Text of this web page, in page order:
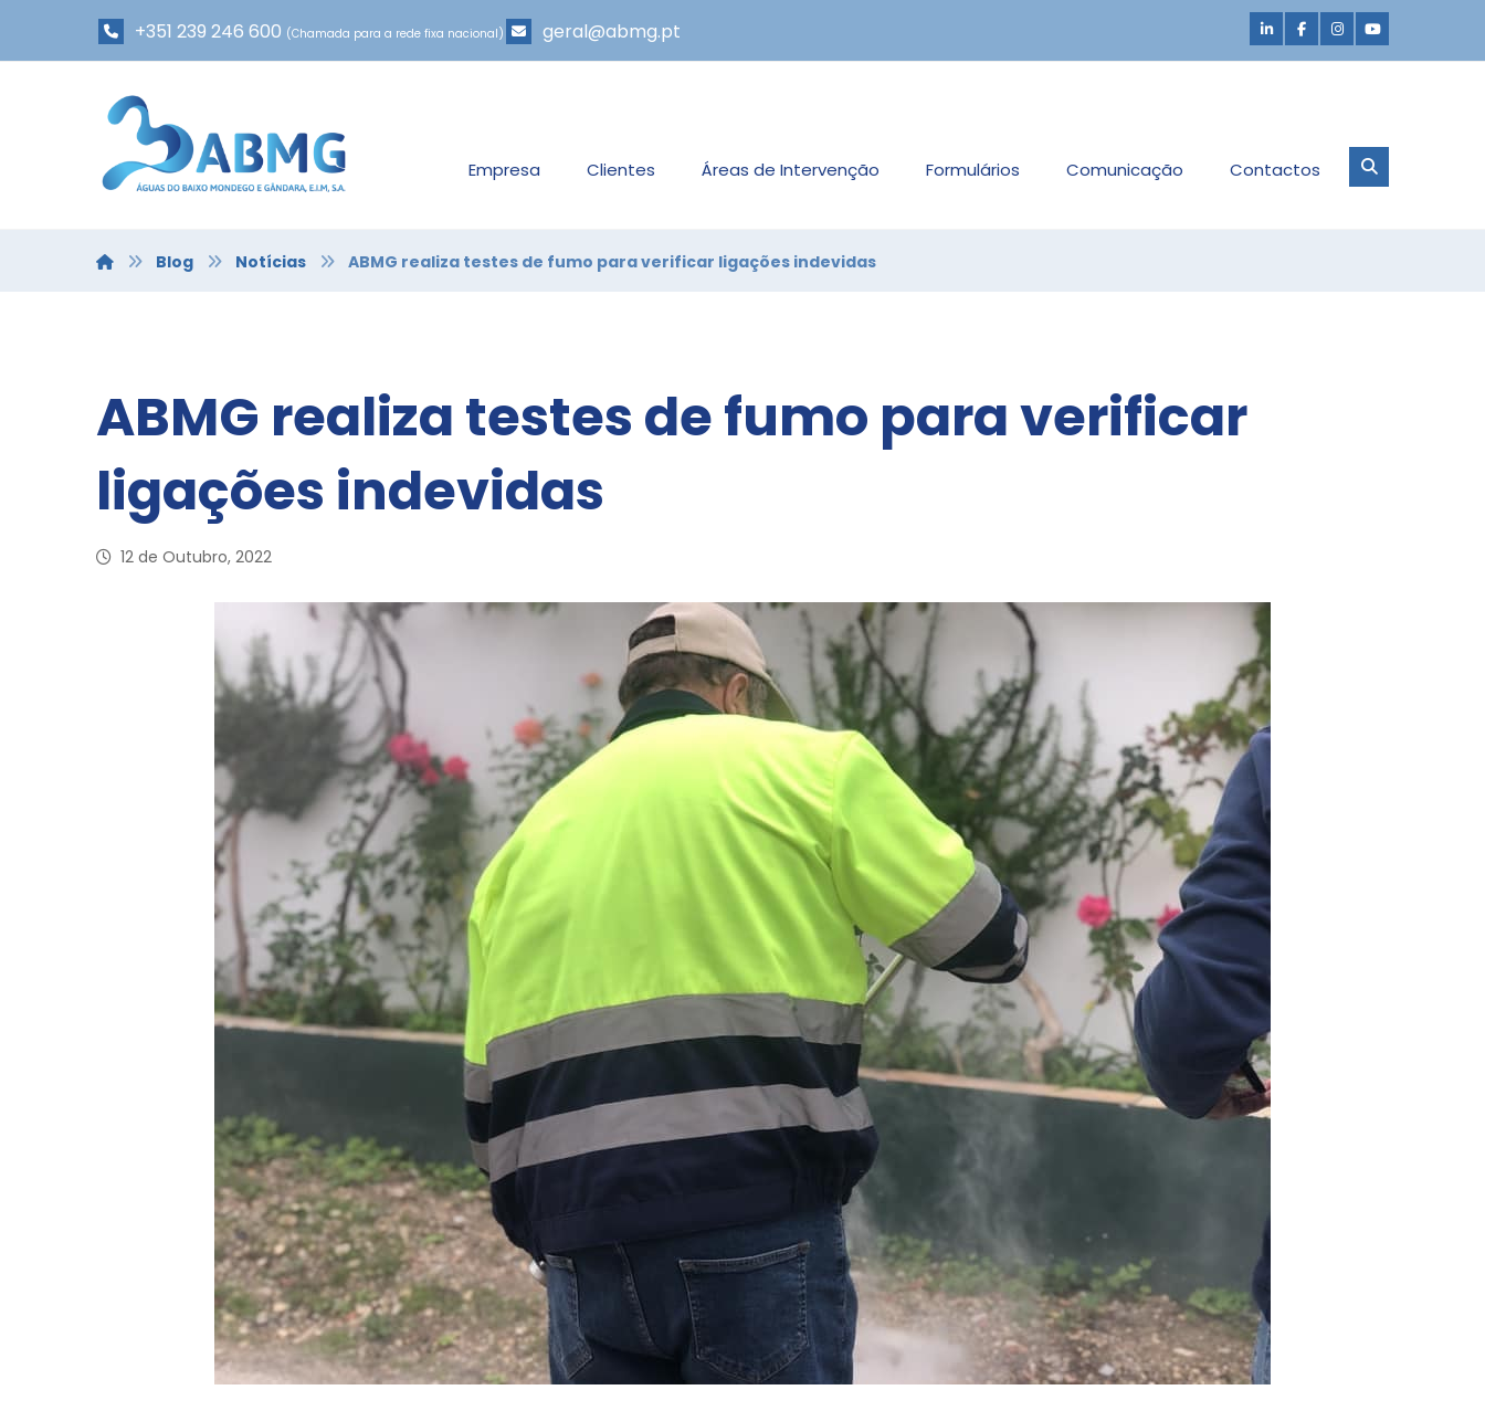
+351 239 246 600 (Chamada para a rede fixa nacional) geral@abmg.pt
Empresa Clientes Áreas de Intervenção Formulários Comunicação Contactos
Blog Notícias ABMG realiza testes de fumo para verificar ligações indevidas
ABMG realiza testes de fumo para verificar
ligações indevidas
12 de Outubro, 2022